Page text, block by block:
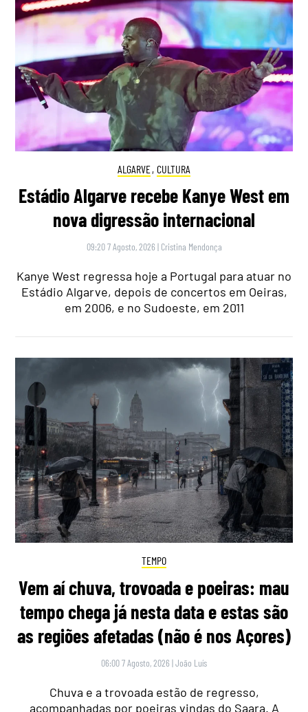
ALGARVE, CULTURA
Estádio Algarve recebe Kanye West em
nova digressão internacional
09:20 7 Agosto, 2026 | Cristina Mendonça
Kanye West regressa hoje a Portugal para atuar no
Estádio Algarve, depois de concertos em Oeiras,
em 2006, e no Sudoeste, em 2011
TEMPO
Vem aí chuva, trovoada e poeiras: mau
tempo chega já nesta data e estas são
as regiões afetadas (não é nos Açores)
06:00 7 Agosto, 2026 |João Luís
Chuva e a trovoada estão de regresso,
acompanhadas por poeiras vindas do Saara. A